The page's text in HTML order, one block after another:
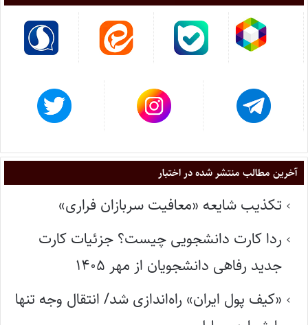
آخرین مطالب منتشر شده در اختبار
تکذیب شایعه «معافیت سربازان فراری»
ردا کارت دانشجویی چیست؟ جزئیات کارت
جدید رفاهی دانشجویان از مهر ۱۴۰۵
«کیف پول ایران» راه‌اندازی شد/ انتقال وجه تنها